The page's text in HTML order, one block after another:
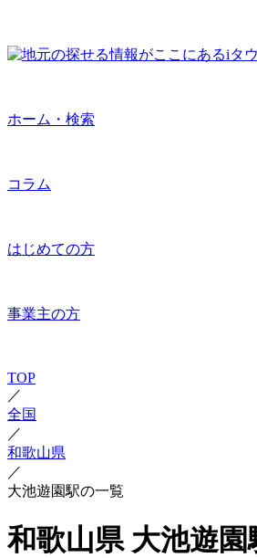
ホーム・検索
コラム
はじめての方
事業主の方
TOP
／
全国
／
和歌山県
／
大池遊園駅の一覧
和歌山県 大池遊